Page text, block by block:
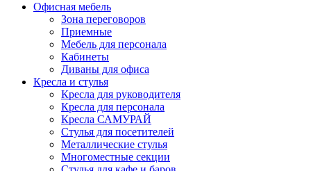
Офисная мебель
Зона переговоров
Приемные
Мебель для персонала
Кабинеты
Диваны для офиса
Кресла и стулья
Кресла для руководителя
Кресла для персонала
Кресла САМУРАЙ
Стулья для посетителей
Металлические стулья
Многоместные секции